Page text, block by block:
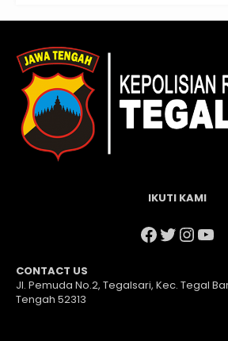
IKUTI KAMI
Facebook
Twitter
CONTACT US
Jl. Pemuda No.2, Tegalsari, Kec. Tegal
Tengah 52313